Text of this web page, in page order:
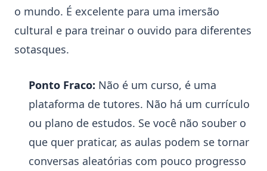
o mundo. É excelente para uma imersão
cultural e para treinar o ouvido para diferentes
sotasques.
Ponto Fraco: Não é um curso, é uma
plataforma de tutores. Não há um currículo
ou plano de estudos. Se você não souber o
que quer praticar, as aulas podem se tornar
conversas aleatórias com pouco progresso